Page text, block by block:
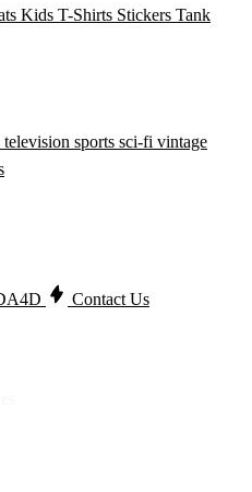
Kids T-Shirts Stickers Tank
television sports sci-fi vintage
Contact Us